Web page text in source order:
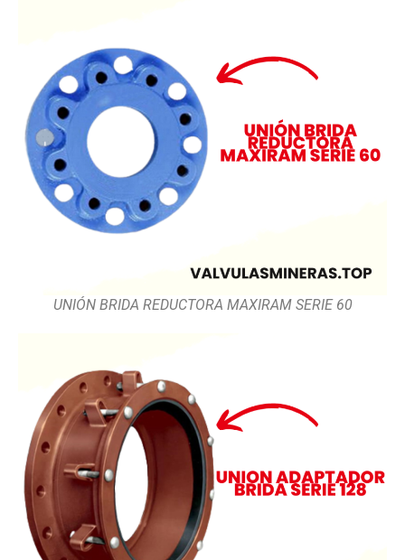
UNIÓN BRIDA REDUCTORA MAXIRAM SERIE 60